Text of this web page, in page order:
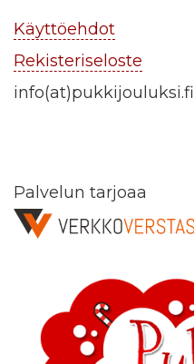
Käyttöehdot
Rekisteriseloste
info(at)pukkijouluksi.fi
Palvelun tarjoaa